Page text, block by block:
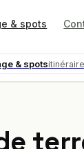
& spots
& spots